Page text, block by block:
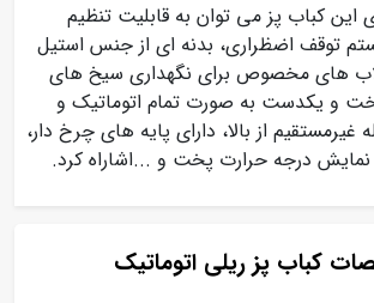
این کباب پز می توان به قابلیت تنظیم
توقف اضظراری، بدنه ای از جنس استیل
های مخصوص برای نگهداری سیخ های
و یکدست به صورت تمام اتوماتیک و
غیرمستقیم از بالا، دارای پایه های چرخ دار،
نمایش درجه حرارت پخت و ...اشاراه کرد.
کباب پز ریلی اتوماتیک